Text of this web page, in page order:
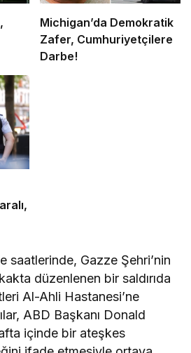
Michigan’da Demokratik
Zafer, Cumhuriyetçilere
Darbe!
saatlerinde, Gazze Şehri’nin
düzenlenen bir saldırıda
Al-Ahli Hastanesi’ne
ABD Başkanı Donald
içinde bir ateşkes